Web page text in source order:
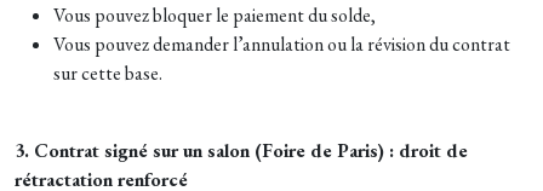
Vous pouvez bloquer le paiement du solde,
Vous pouvez demander l’annulation ou la révision du contrat
sur cette base.
3. Contrat signé sur un salon (Foire de Paris) : droit de
rétractation renforcé